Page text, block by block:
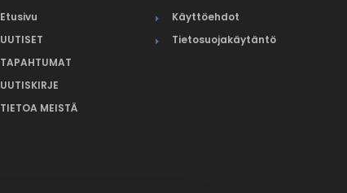
Etusivu
UUTISET
TAPAHTUMAT
UUTISKIRJE
TIETOA MEISTÄ
Käyttöehdot
Tietosuojakäytäntö